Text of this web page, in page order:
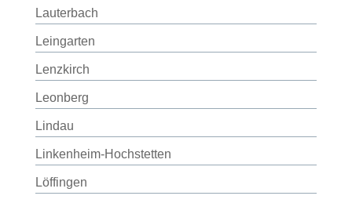
Lauterbach
Leingarten
Lenzkirch
Leonberg
Lindau
Linkenheim-Hochstetten
Löffingen